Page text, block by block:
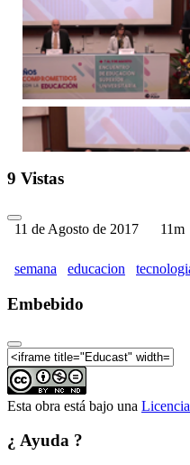
9 Vistas
11 de Agosto de 2017 11m
semana educacion
Embebido
Esta obra está bajo una
¿ Ayuda ?